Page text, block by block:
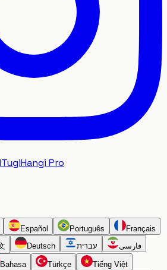
TugiHangi Pro
Español Português
Français
Deutsch עברית فارسی
Bahasa Türkçe
Tiếng Việt